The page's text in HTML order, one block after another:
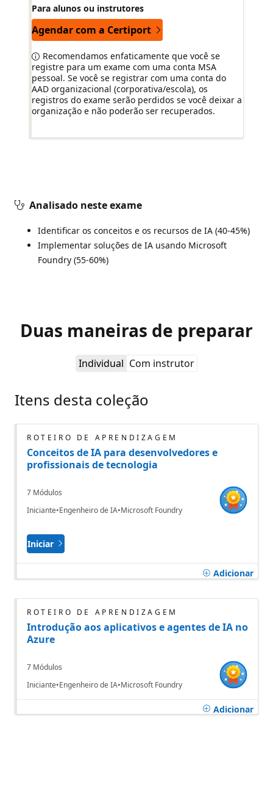
Para alunos ou instrutores
Agendar com a Certiport
Recomendamos enfaticamente que você se
registre para um exame com uma conta MSA
pessoal. Se você se registrar com uma conta do
AAD organizacional (corporativa/escola), os
registros do exame serão perdidos se você deixar a
organização e não poderão ser recuperados.
Analisado neste exame
Identificar os conceitos e os recursos de IA (40-45%)
Implementar soluções de IA usando Microsoft
Foundry (55-60%)
Duas maneiras de preparar
Individual Com instrutor
Itens desta coleção
ROTEIRO DE APRENDIZAGEM
Conceitos de IA para desenvolvedores e
profissionais de tecnologia
7 Módulos
Iniciante Engenheiro de IA Microsoft Foundry
Iniciar
Adicionar
ROTEIRO DE APRENDIZAGEM
Introdução aos aplicativos e agentes de IA no
Azure
7 Módulos
Iniciante Engenheiro de IA Microsoft Foundry
Adicionar